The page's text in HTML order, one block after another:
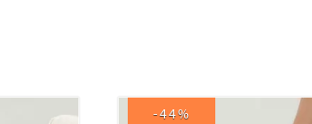
-44%